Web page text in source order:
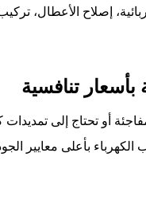
إصلاح الأعطال،
تنافسية
أو تحتاج إلى تمديدات
بأعلى معايير